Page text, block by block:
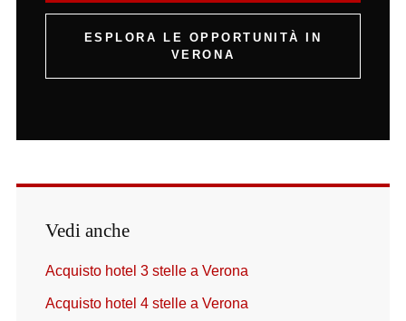
ESPLORA LE OPPORTUNITÀ IN
VERONA
Vedi anche
Acquisto hotel 3 stelle a Verona
Acquisto hotel 4 stelle a Verona